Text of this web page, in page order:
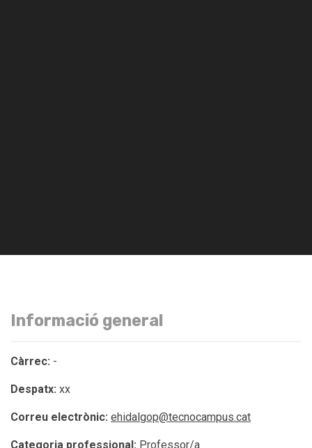
Informació general
Càrrec: -
Despatx: xx
Correu electrònic: ehidalgop@tecnocampus.cat
Categoria professional: Professor/a